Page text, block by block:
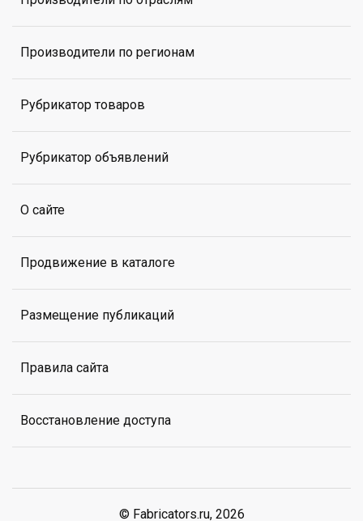
Производители по регионам
Рубрикатор товаров
Рубрикатор объявлений
О сайте
Продвижение в каталоге
Размещение публикаций
Правила сайта
Восстановление доступа
© Fabricators.ru, 2026